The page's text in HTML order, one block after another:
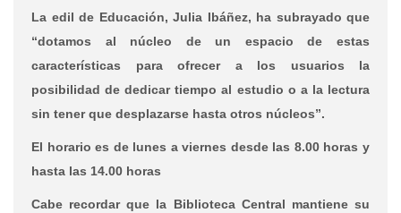
La edil de Educación, Julia Ibáñez, ha subrayado que
“dotamos al núcleo de un espacio de estas
características para ofrecer a los usuarios la
posibilidad de dedicar tiempo al estudio o a la lectura
sin tener que desplazarse hasta otros núcleos”.
El horario es de lunes a viernes desde las 8.00 horas y
hasta las 14.00 horas
Cabe recordar que la Biblioteca Central mantiene su